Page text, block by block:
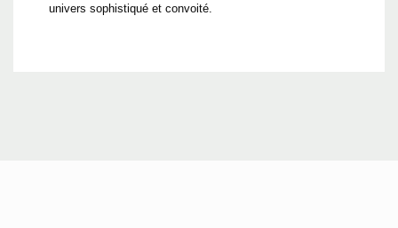
univers sophistiqué et convoité.